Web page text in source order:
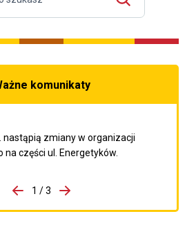
komunikaty
nastąpią zmiany w organizacji
części ul. Energetyków.
1 / 3
Przejdź do następnego